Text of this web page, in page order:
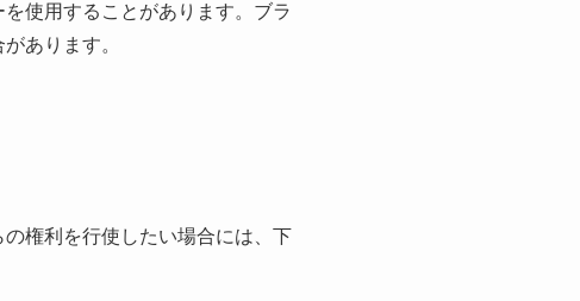
使用することがあります。ブラ
あります。
権利を行使したい場合には、下